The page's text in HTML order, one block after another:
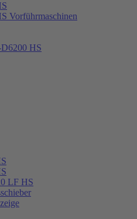
Vorführmaschinen
HS
LF HS